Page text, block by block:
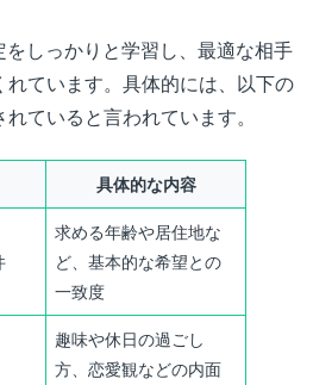
しっかりと学習し、最適な相手
れています。具体的には、以下の
ていると言われています。
具体的な内容
求める年齢や居住地な
ど、基本的な希望との
一致度
趣味や休日の過ごし
方、恋愛観などの内面